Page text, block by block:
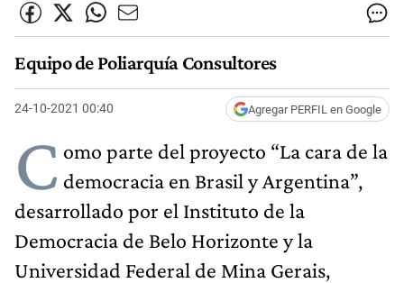
Equipo de Poliarquía Consultores
24-10-2021 00:40 Agregar PERFIL en Google
C omo parte del proyecto “La cara de la
democracia en Brasil y Argentina”,
desarrollado por el Instituto de la
Democracia de Belo Horizonte y la
Universidad Federal de Mina Gerais,